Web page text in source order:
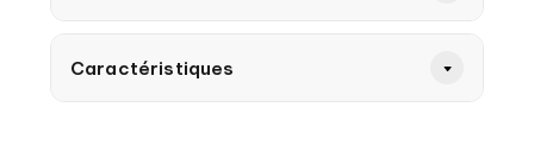
Caractéristiques